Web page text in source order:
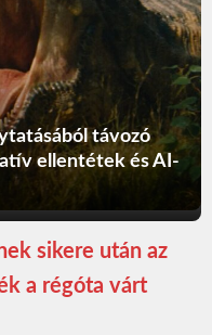
távozó
ellentétek és AI-
sikere után az
a régóta várt